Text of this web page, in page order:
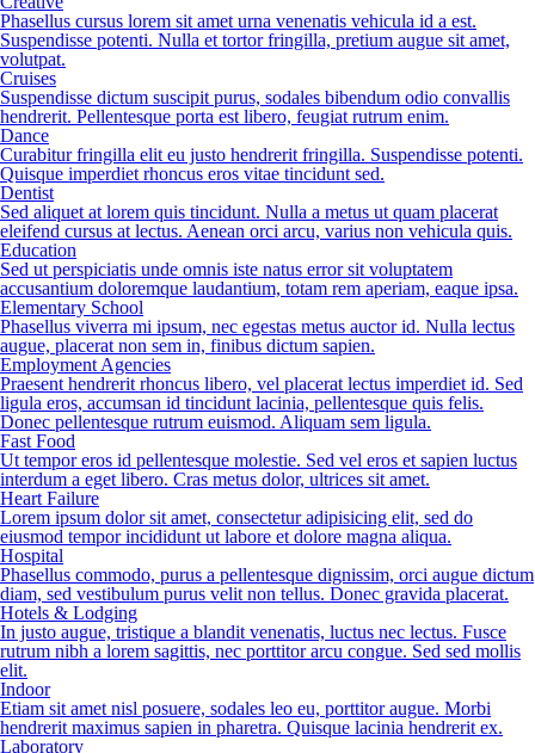
Phasellus cursus lorem sit amet urna venenatis vehicula id a est.
Suspendisse potenti. Nulla et tortor fringilla, pretium augue sit amet,
volutpat.
Cruises
Suspendisse dictum suscipit purus, sodales bibendum odio convallis
hendrerit. Pellentesque porta est libero, feugiat rutrum enim.
Dance
Curabitur fringilla elit eu justo hendrerit fringilla. Suspendisse potenti.
Quisque imperdiet rhoncus eros vitae tincidunt sed.
Dentist
Sed aliquet at lorem quis tincidunt. Nulla a metus ut quam placerat
eleifend cursus at lectus. Aenean orci arcu, varius non vehicula quis.
Education
Sed ut perspiciatis unde omnis iste natus error sit voluptatem
accusantium doloremque laudantium, totam rem aperiam, eaque ipsa.
Elementary School
Phasellus viverra mi ipsum, nec egestas metus auctor id. Nulla lectus
augue, placerat non sem in, finibus dictum sapien.
Employment Agencies
Praesent hendrerit rhoncus libero, vel placerat lectus imperdiet id. Sed
ligula eros, accumsan id tincidunt lacinia, pellentesque quis felis.
Donec pellentesque rutrum euismod. Aliquam sem ligula.
Fast Food
Ut tempor eros id pellentesque molestie. Sed vel eros et sapien luctus
interdum a eget libero. Cras metus dolor, ultrices sit amet.
Heart Failure
Lorem ipsum dolor sit amet, consectetur adipisicing elit, sed do
eiusmod tempor incididunt ut labore et dolore magna aliqua.
Hospital
Phasellus commodo, purus a pellentesque dignissim, orci augue dictum
diam, sed vestibulum purus velit non tellus. Donec gravida placerat.
Hotels & Lodging
In justo augue, tristique a blandit venenatis, luctus nec lectus. Fusce
rutrum nibh a lorem sagittis, nec porttitor arcu congue. Sed sed mollis
elit.
Indoor
Etiam sit amet nisl posuere, sodales leo eu, porttitor augue. Morbi
hendrerit maximus sapien in pharetra. Quisque lacinia hendrerit ex.
Laboratory